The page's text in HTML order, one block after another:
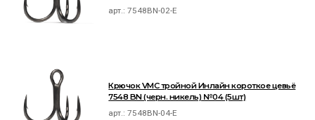
арт.:7548BN-02-E
Крючок VMC тройной Инлайн короткое цевьё
7548 BN (черн. никель) №04 (5шт)
арт.:7548BN-04-E